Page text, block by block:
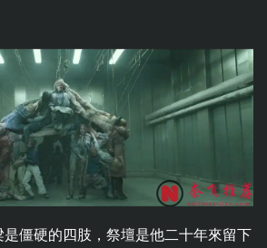
僵硬的四肢，祭壇是他二十年來留下